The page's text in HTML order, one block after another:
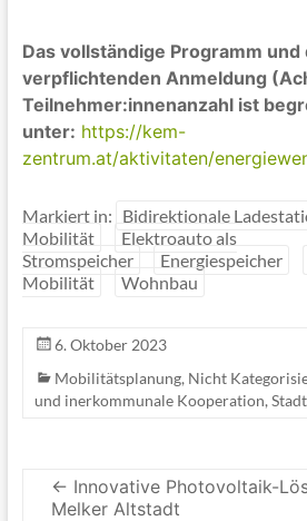
Das vollständige Programm
verpflichtenden Anmeldung
Teilnehmer:innenanzahl ist
unter: https://kem-
zentrum.at/aktivitaten/
Markiert in: Bidirektionale
Mobilität
Elektroauto als
Stromspeicher
Energiespeicher
Mobilität
Wohnbau
6. Oktober 2023
Mobilitätsplanung, Nicht
und inerkommunale Kooperation,
← Innovative Photovoltaik-
Melker Altstadt